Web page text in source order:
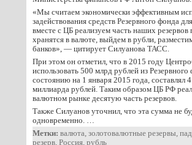
«Мы считаем экономически эффективным
задействования средств Резервного фонда
вместе с ЦБ реализуем часть наших резервов
хранятся в валюте, выйдем в рубли,
банков», — цитирует Силуанова ТАСС.
При этом он отметил, что в 2015 году
использовать 500 млрд рублей из
состоянию на 1 января 2015 года, составлял
миллиарда рублей. Таким образом ЦБ РФ
валютном рынке десятую часть резервов.
Также Силуанов уточнил, что эта сумма не
одновременно. …
Метки: валюта, золотовалютные резервы,
резерв, Россия, рубль